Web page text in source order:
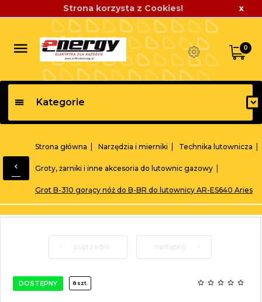
Strona korzysta z Cookies! x
0
Kategorie
Strona główna Narzędzia i mierniki Technika lutownicza
Groty, żarniki i inne akcesoria do lutownic gazowy
Grot B-310 gorący nóż do B-BR do lutownicy AR-ES640 Aries
poprzedni następny
DOSTĘPNY 8 szt.